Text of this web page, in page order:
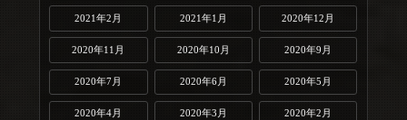
2021年2月 2021年1月 2020年12月
2020年11月 2020年10月 2020年9月
2020年7月 2020年6月 2020年5月
2020年4月 2020年3月 2020年2月